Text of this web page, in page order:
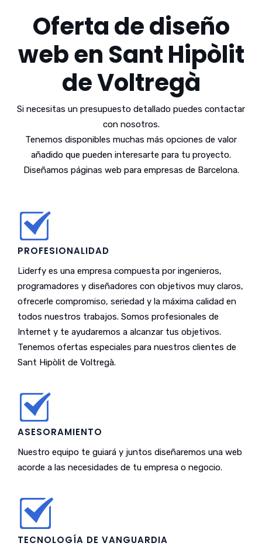
Oferta de diseño
web en Sant Hipòlit
de Voltregà
Si necesitas un presupuesto detallado puedes contactar
con nosotros.
Tenemos disponibles muchas más opciones de valor
añadido que pueden interesarte para tu proyecto.
Diseñamos páginas web para empresas de Barcelona.
PROFESIONALIDAD
Liderfy es una empresa compuesta por ingenieros,
programadores y diseñadores con objetivos muy claros,
ofrecerle compromiso, seriedad y la máxima calidad en
todos nuestros trabajos. Somos profesionales de
Internet y te ayudaremos a alcanzar tus objetivos.
Tenemos ofertas especiales para nuestros clientes de
Sant Hipòlit de Voltregà.
ASESORAMIENTO
Nuestro equipo te guiará y juntos diseñaremos una web
acorde a las necesidades de tu empresa o negocio.
TECNOLOGÍA DE VANGUARDIA